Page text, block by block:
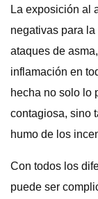
La exposición al
negativas para
ataques de
inflamación en
hecha no solo lo
contagiosa, sino
humo de los
Con todos los
puede ser